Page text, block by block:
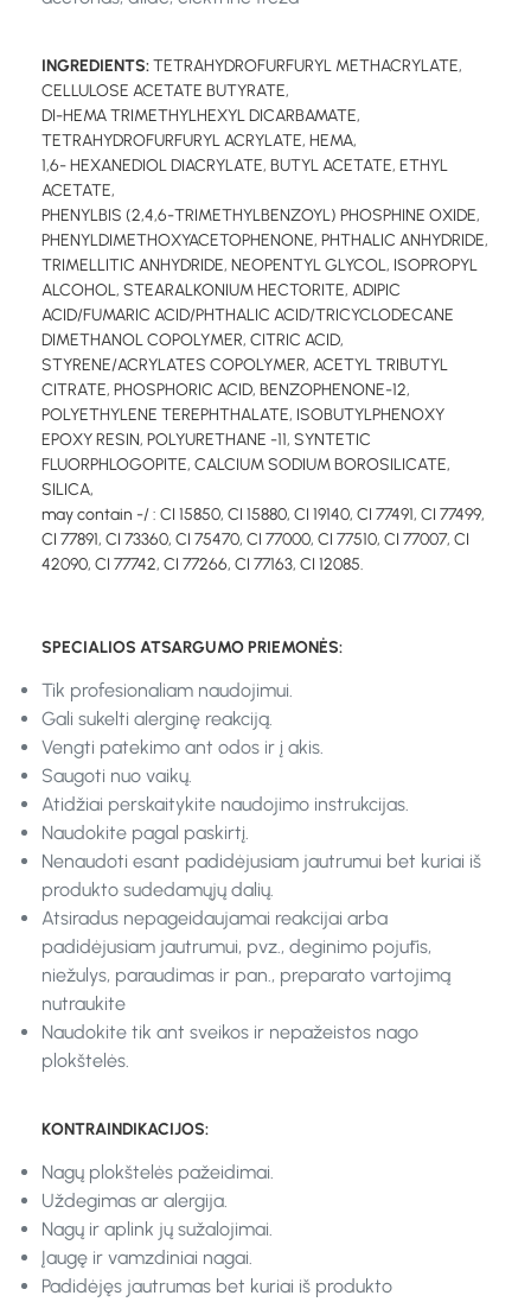
INGREDIENTS:TETRAHYDROFURFURYL METHACRYLATE,
CELLULOSE ACETATE BUTYRATE,
DI-HEMA TRIMETHYLHEXYL DICARBAMATE,
TETRAHYDROFURFURYL ACRYLATE, HEMA,
1,6- HEXANEDIOL DIACRYLATE, BUTYL ACETATE, ETHYL
ACETATE,
PHENYLBIS (2,4,6-TRIMETHYLBENZOYL) PHOSPHINE OXIDE,
PHENYLDIMETHOXYACETOPHENONE, PHTHALIC ANHYDRIDE,
TRIMELLITIC ANHYDRIDE, NEOPENTYL GLYCOL, ISOPROPYL
ALCOHOL, STEARALKONIUM HECTORITE, ADIPIC
ACID/FUMARIC ACID/PHTHALIC ACID/TRICYCLODECANE
DIMETHANOL COPOLYMER, CITRIC ACID,
STYRENE/ACRYLATES COPOLYMER, ACETYL TRIBUTYL
CITRATE, PHOSPHORIC ACID, BENZOPHENONE-12,
POLYETHYLENE TEREPHTHALATE, ISOBUTYLPHENOXY
EPOXY RESIN, POLYURETHANE -11, SYNTETIC
FLUORPHLOGOPITE, CALCIUM SODIUM BOROSILICATE,
SILICA,
may contain -/ : CI 15850, CI 15880, CI 19140, CI 77491, CI 77499,
CI 77891, CI 73360, CI 75470, CI 77000, CI 77510, CI 77007, CI
42090, CI 77742, CI 77266, CI 77163, CI 12085.
SPECIALIOS ATSARGUMO PRIEMONĖS:
Tik profesionaliam naudojimui.
Gali sukelti alerginę reakciją.
Vengti patekimo ant odos ir į akis.
Saugoti nuo vaikų.
Atidžiai perskaitykite naudojimo instrukcijas.
Naudokite pagal paskirtį.
Nenaudoti esant padidėjusiam jautrumui bet kuriai iš
produkto sudedamųjų dalių.
Atsiradus nepageidaujamai reakcijai arba
padidėjusiam jautrumui, pvz., deginimo pojūtis,
niežulys, paraudimas ir pan., preparato vartojimą
nutraukite
Naudokite tik ant sveikos ir nepažeistos nago
plokštelės.
KONTRAINDIKACIJOS:
Nagų plokštelės pažeidimai.
Uždegimas ar alergija.
Nagų ir aplink jų sužalojimai.
Įaugę ir vamzdiniai nagai.
Padidėjęs jautrumas bet kuriai iš produkto